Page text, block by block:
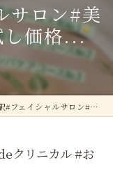
サロン#美
し価格...
シャルサロン#美deクリニカル #お試し価格...
クリニカル #お